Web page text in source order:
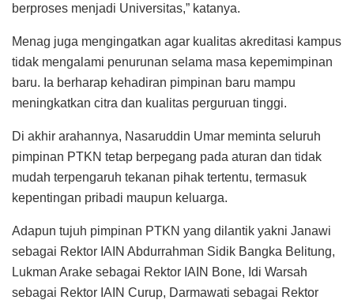
berproses menjadi Universitas,” katanya.
Menag juga mengingatkan agar kualitas akreditasi kampus
tidak mengalami penurunan selama masa kepemimpinan
baru. Ia berharap kehadiran pimpinan baru mampu
meningkatkan citra dan kualitas perguruan tinggi.
Di akhir arahannya, Nasaruddin Umar meminta seluruh
pimpinan PTKN tetap berpegang pada aturan dan tidak
mudah terpengaruh tekanan pihak tertentu, termasuk
kepentingan pribadi maupun keluarga.
Adapun tujuh pimpinan PTKN yang dilantik yakni Janawi
sebagai Rektor IAIN Abdurrahman Sidik Bangka Belitung,
Lukman Arake sebagai Rektor IAIN Bone, Idi Warsah
sebagai Rektor IAIN Curup, Darmawati sebagai Rektor